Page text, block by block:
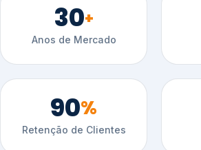
30+
Anos de Mercado
90%
Retenção de Clientes